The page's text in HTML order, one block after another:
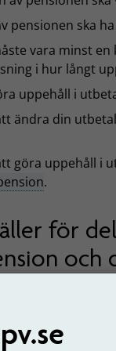
pensionen ska
vara minst
i hur långt
uppehåll i
ändra din
göra uppehåll i
.
för
och
är det för de
Det gäller